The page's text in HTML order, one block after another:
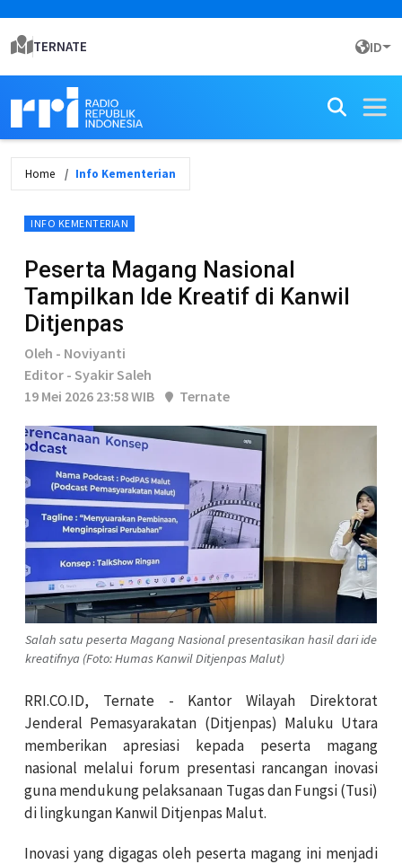
TERNATE ID
Home Info Kementerian
INFO KEMENTERIAN
Peserta Magang Nasional
Tampilkan Ide Kreatif di Kanwil
Ditjenpas
Oleh - Noviyanti
Editor - Syakir Saleh
19 Mei 2026 23:58 WIB
Ternate
Salah satu peserta Magang Nasional presentasikan hasil dari ide
kreatifnya (Foto: Humas Kanwil Ditjenpas Malut)
RRI.CO.ID, Ternate - Kantor Wilayah Direktorat
Jenderal Pemasyarakatan (Ditjenpas) Maluku Utara
memberikan apresiasi kepada peserta magang
nasional melalui forum presentasi rancangan inovasi
guna mendukung pelaksanaan Tugas dan Fungsi (Tusi)
di lingkungan Kanwil Ditjenpas Malut.
Inovasi yang digagas oleh peserta magang ini menjadi